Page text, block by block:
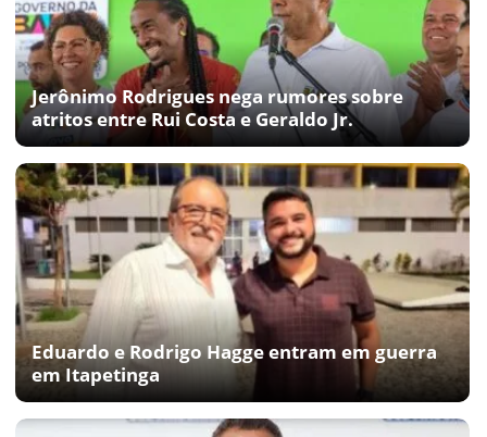
Jerônimo Rodrigues nega rumores sobre
atritos entre Rui Costa e Geraldo Jr.
Eduardo e Rodrigo Hagge entram em guerra
em Itapetinga